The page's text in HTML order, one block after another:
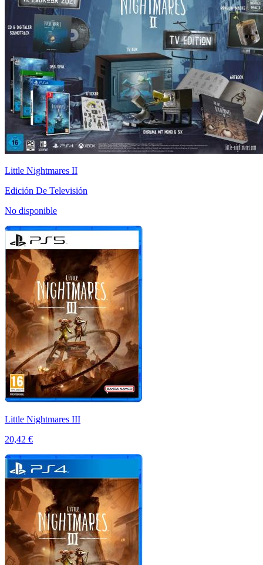
Little Nightmares II
Edición De Televisión
No disponible
Little Nightmares III
20,42 €